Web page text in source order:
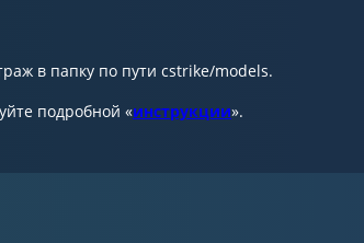
в папку по пути cstrike/models.
подробной «инструкции».